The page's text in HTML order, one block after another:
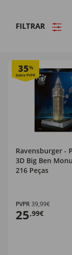
FILTRAR
35%
Ravensburger -
3D Big Ben
216 Peças
PVPR39,99€
25,99€